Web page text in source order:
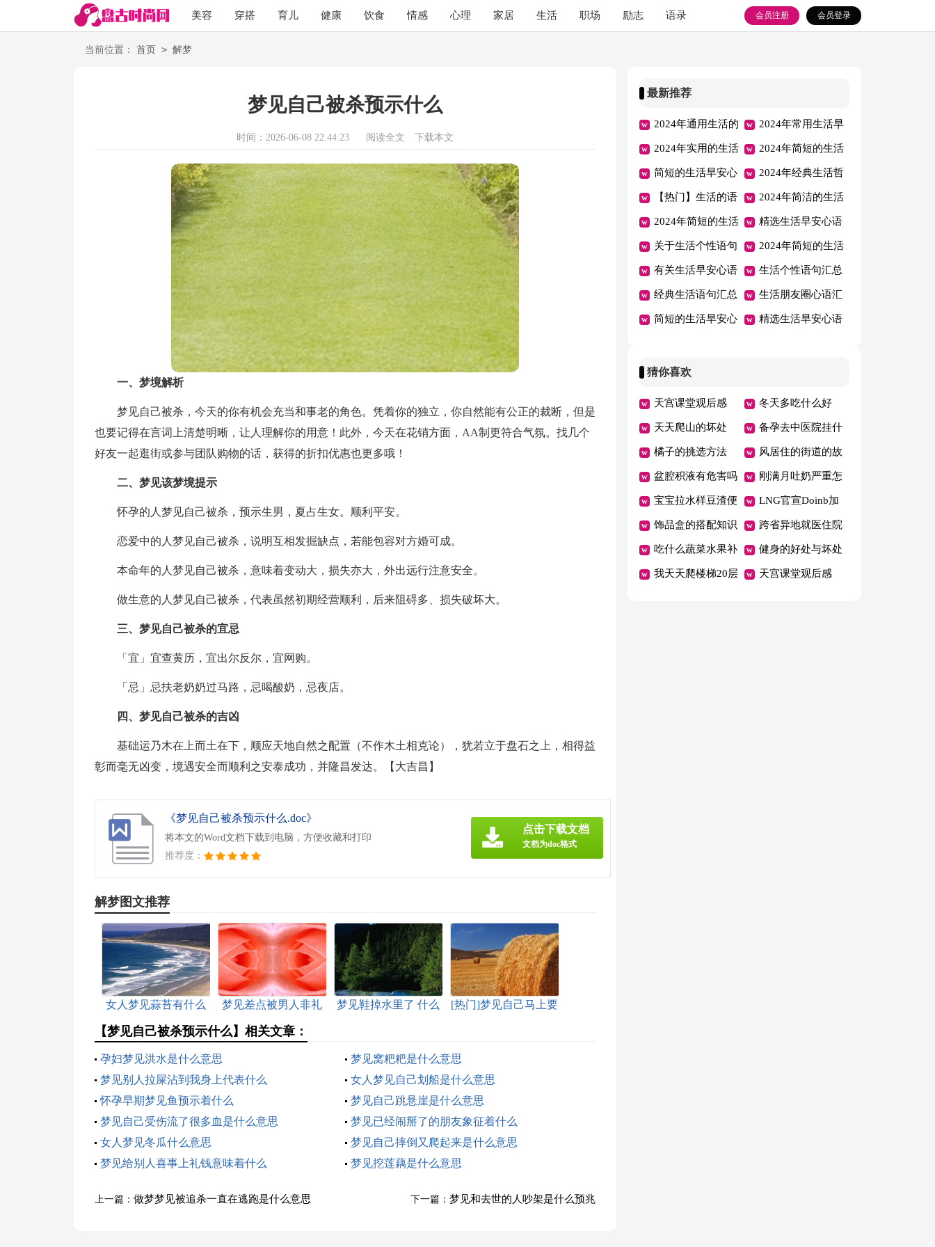
美容 穿搭 育儿 健康 饮食 情感 心理 家居 生活 职场 励志 语录 会员登录
会员注册
当前位置： 首页 > 解梦
梦见自己被杀预示什么
时间：2026-06-08 22:44:23 阅读全文 下载本文
一、梦境解析
梦见自己被杀，今天的你有机会充当和事老的角色。凭着你的独立，你自然能有公正的裁断，但是
也要记得在言词上清楚明晰，让人理解你的用意！此外，今天在花销方面，AA制更符合气氛。找几个
好友一起逛街或参与团队购物的话，获得的折扣优惠也更多哦！
二、梦见该梦境提示
怀孕的人梦见自己被杀，预示生男，夏占生女。顺利平安。
恋爱中的人梦见自己被杀，说明互相发掘缺点，若能包容对方婚可成。
本命年的人梦见自己被杀，意味着变动大，损失亦大，外出远行注意安全。
做生意的人梦见自己被杀，代表虽然初期经营顺利，后来阻碍多、损失破坏大。
三、梦见自己被杀的宜忌
「宜」宜查黄历，宜出尔反尔，宜网购。
「忌」忌扶老奶奶过马路，忌喝酸奶，忌夜店。
四、梦见自己被杀的吉凶
基础运乃木在上而土在下，顺应天地自然之配置（不作木土相克论），犹若立于盘石之上，相得益
彰而毫无凶变，境遇安全而顺利之安泰成功，并隆昌发达。【大吉昌】
《梦见自己被杀预示什么.doc》
将本文的Word文档下载到电脑，方便收藏和打印
推荐度：
点击下载文档
文档为doc格式
解梦图文推荐
女人梦见蒜苔有什么
梦见差点被男人非礼
梦见鞋掉水里了 什么
[热门]梦见自己马上要
【梦见自己被杀预示什么】相关文章：
孕妇梦见洪水是什么意思
梦见窝粑粑是什么意思
梦见别人拉屎沾到我身上代表什么
女人梦见自己划船是什么意思
怀孕早期梦见鱼预示着什么
梦见自己跳悬崖是什么意思
梦见自己受伤流了很多血是什么意思
梦见已经闹掰了的朋友象征着什么
女人梦见冬瓜什么意思
梦见自己摔倒又爬起来是什么意思
梦见给别人喜事上礼钱意味着什么
梦见挖莲藕是什么意思
上一篇： 做梦梦见被追杀一直在逃跑是什么意思 下一篇： 梦见和去世的人吵架是什么预兆
最新推荐
2024年通用生活的
语句汇总75条
2024年常用生活早
安心语集合42句
2024年实用的生活
早安心语朋友圈锦
集60条
2024年简短的生活
的语句摘录70条
简短的生活早安心
语朋友圈汇编35条
2024年经典生活哲
理语句汇编68句
【热门】生活的语
句集合90句
2024年简洁的生活
的语句88条
2024年简短的生活
早安心语朋友圈汇
总52句
精选生活早安心语
朋友圈大集合53句
关于生活个性语句
大全（精选180
句）
2024年简短的生活
的语句合集45条
有关生活早安心语
合集48句
生活个性语句汇总
（通用100句）
经典生活语句汇总
190句精选
生活朋友圈心语汇
总80句精选
简短的生活早安心 精选生活早安心语
猜你喜欢
天宫课堂观后感
400字作文12篇
冬天多吃什么好
天天爬山的坏处 备孕去中医院挂什
么科
橘子的挑选方法 风居住的街道的故
事
盆腔积液有危害吗 刚满月吐奶严重怎
么办
宝宝拉水样豆渣便
便怎么回事
LNG官宣Doinb加
入
饰品盒的搭配知识 跨省异地就医住院
费用直接结算有哪
些省
吃什么蔬菜水果补
铁
健身的好处与坏处
盘点
我天天爬楼梯20层 天宫课堂观后感